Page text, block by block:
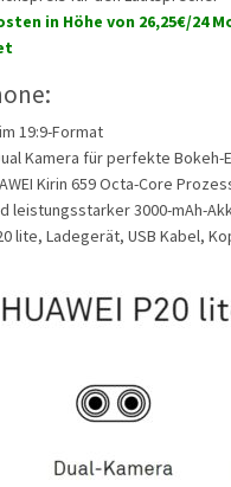
in Höhe von 26,25€/24
19:9-Format
Kamera für perfekte Bokeh-
Kirin 659 Octa-Core
leistungsstarker 3000-mAh-
lite, Ladegerät, USB Kabel,